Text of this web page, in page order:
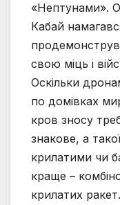
«Нептунами».
Кабай
свою міць і
Оскільки
по домівках
кров зносу
знакове, а
крилатими чи
краще –
крилатих